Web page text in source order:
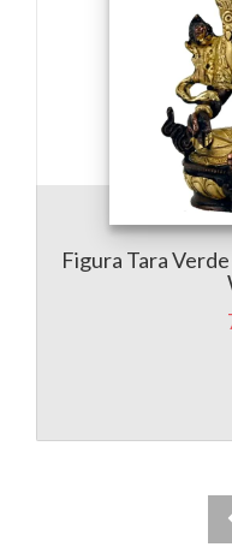
Figura Tara